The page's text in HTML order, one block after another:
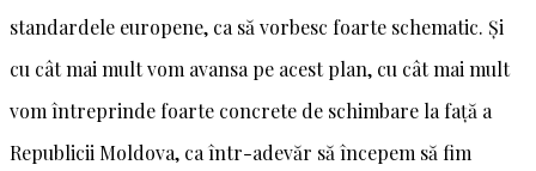
standardele europene, ca să vorbesc foarte schematic. Și
cu cât mai mult vom avansa pe acest plan, cu cât mai mult
vom întreprinde foarte concrete de schimbare la față a
Republicii Moldova, ca într-adevăr să începem să fim